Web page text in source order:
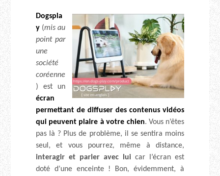
Dogspla
y(mis au
point par
une
société
coréenne
) est un
écran
permettant de diffuser des contenus vidéos
qui peuvent plaire à votre chien. Vous n’êtes
pas là ? Plus de problème, il se sentira moins
seul, et vous pourrez, même à distance,
interagir et parler avec luicar l’écran est
doté d’une enceinte ! Bon, évidemment, à